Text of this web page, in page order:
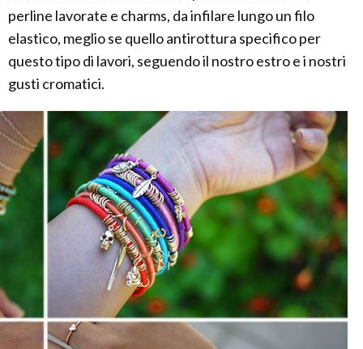
perline lavorate e charms, da infilare lungo un filo
elastico, meglio se quello antirottura specifico per
questo tipo di lavori, seguendo il nostro estro e i nostri
gusti cromatici.